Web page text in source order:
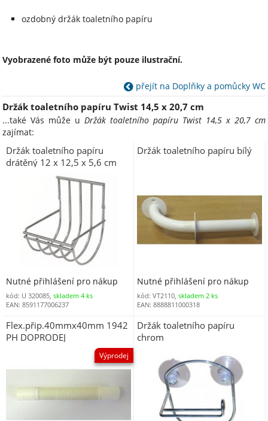
ozdobný držák toaletního papíru
Vyobrazené foto může být pouze ilustrační.
přejít na Doplňky a pomůcky WC
Držák toaletního papíru Twist 14,5 x 20,7 cm
...také Vás může u Držák toaletního papíru Twist 14,5 x 20,7 cm
zajímat:
Držák toaletního papíru
drátěný 12 x 12,5 x 5,6 cm
Nutné přihlášení pro nákup
kód: U 320085, skladem 4 ks
EAN: 8591177006237
Držák toaletního papíru bílý
Nutné přihlášení pro nákup
kód: VT2110,skladem 2 ks
EAN: 8888811000318
Flex.přip.40mmx40mm 1942
PH DOPRODEJ
Výprodej
Držák toaletního papíru
chrom